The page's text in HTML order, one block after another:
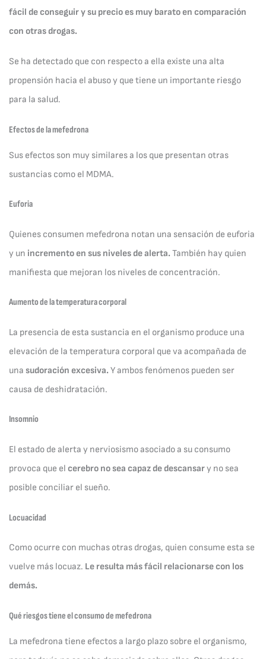
fácil de conseguir y su precio es muy barato en comparación
con otras drogas.
Se ha detectado que con respecto a ella existe una alta
propensión hacia el abuso y que tiene un importante riesgo
para la salud.
Efectos de la mefedrona
Sus efectos son muy similares a los que presentan otras
sustancias como el MDMA.
Euforia
Quienes consumen mefedrona notan una sensación de euforia
y un incremento en sus niveles de alerta. También hay quien
manifiesta que mejoran los niveles de concentración.
Aumento de la temperatura corporal
La presencia de esta sustancia en el organismo produce una
elevación de la temperatura corporal que va acompañada de
una sudoración excesiva. Y ambos fenómenos pueden ser
causa de deshidratación.
Insomnio
El estado de alerta y nerviosismo asociado a su consumo
provoca que el cerebro no sea capaz de descansary no sea
posible conciliar el sueño.
Locuacidad
Como ocurre con muchas otras drogas, quien consume esta se
vuelve más locuaz. Le resulta más fácil relacionarse con los
demás.
Qué riesgos tiene el consumo de mefedrona
La mefedrona tiene efectos a largo plazo sobre el organismo,